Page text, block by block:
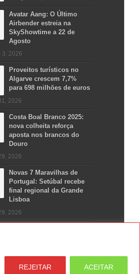
REJEITAR ACEITAR
Avatar Aang: O Último
Airbender estreia na
SkyShowtime a 22 de
Agosto
3, 2026
Proveitos turísticos no
Algarve crescem 7,7%
para 698 milhões de euros
2026
Costa Boal Branco 2025:
nova colheita reforça
aposta nos brancos do
Douro
2026
Novas 7 Maravilhas de
Portugal: Setúbal recebe
final regional da Grande
Lisboa
2026